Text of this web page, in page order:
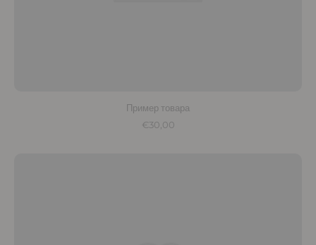
Пример товара
€30,00